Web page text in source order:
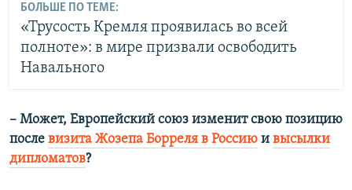
БОЛЬШЕ ПО ТЕМЕ:
«Трусость Кремля проявилась во всей
полноте»: в мире призвали освободить
Навального
– Может, Европейский союз изменит свою позицию
после визита Жозепа Борреля в Россию и высылки
дипломатов?